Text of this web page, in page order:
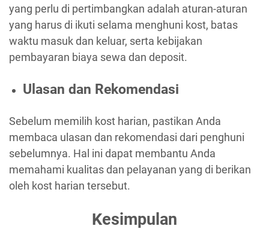
yang perlu di pertimbangkan adalah aturan-aturan
yang harus di ikuti selama menghuni kost, batas
waktu masuk dan keluar, serta kebijakan
pembayaran biaya sewa dan deposit.
Ulasan dan Rekomendasi
Sebelum memilih kost harian, pastikan Anda
membaca ulasan dan rekomendasi dari penghuni
sebelumnya. Hal ini dapat membantu Anda
memahami kualitas dan pelayanan yang di berikan
oleh kost harian tersebut.
Kesimpulan